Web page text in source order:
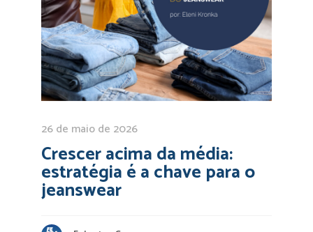
26 de maio de 2026
Crescer acima da média:
estratégia é a chave para o
jeanswear